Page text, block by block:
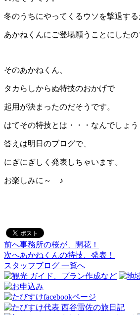
冬のうちにやってくるウソを撃退する
あかねくんにご登場願うことにしたの
そのあかねくん、
タカらしからぬ特技のおかげで
起用が決まったのだそうです。
はてその特技とは・・・なんでしょう
答えは明日のブログで、
にぎにぎしく発表しちゃいます。
お楽しみに～ ♪
投
稿
ナ
ビ
ゲ
前へ事務所の桜が、開花！
次へあかねくんの特技、発表！
スタッフブログ 一覧へ